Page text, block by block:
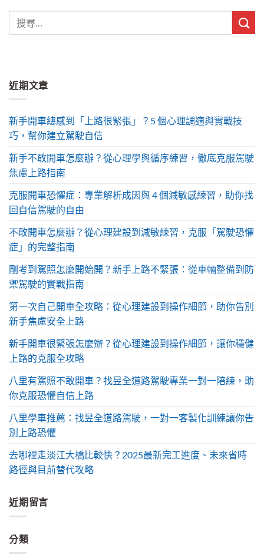
近期文章
新手開車總感到「上路很緊張」？5 個心理調適與實戰技
巧，幫你建立駕駛自信
新手不敢開車怎麼辦？從心理學與循序練習，徹底克服駕駛
焦慮上路指南
克服開車恐懼症：專業解析成因與 4 個減敏感練習，助你找
回自信駕駛的自由
不敢開車怎麼辦？從心理建設到減敏練習，克服「駕駛恐懼
症」的完整指南
剛考到駕照怎麼開始開？新手上路不緊張：從車輛整備到防
禦駕駛的實戰指南
第一次自己開車全攻略：從心理建設到操作細節，助你告別
新手焦慮安全上路
新手開車很緊張怎麼辦？從心理建設到操作細節，讓你穩健
上路的克服全攻略
八里有駕照不敢開車？找昱全道路駕駛專業一對一陪練，助
你克服恐懼自信上路
八里學車推薦：找昱全道路駕駛，一對一客製化訓練讓你告
別上路恐懼
去哪裡走淡江大橋比較快？2025最新完工進度、未來省時
路徑與目前替代攻略
近期留言
分類